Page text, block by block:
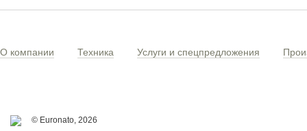
О компании Техника Услуги и спецпредложения
© Euronato, 2026